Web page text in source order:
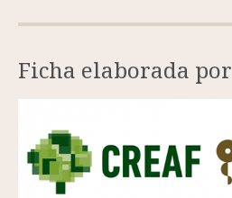
Ficha elaborada por